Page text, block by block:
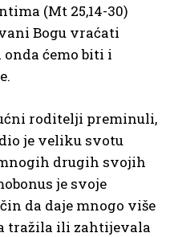
(Mt 25,14-30)
Bogu vraćati
onda ćemo biti i
roditelji preminuli,
je veliku svotu
drugih svojih
je svoje
da daje mnogo više
tražila ili zahtijevala